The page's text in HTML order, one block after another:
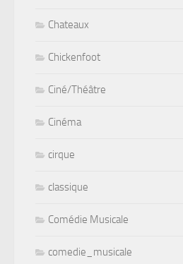
Chateaux
Chickenfoot
Ciné/Théâtre
Cinéma
cirque
classique
Comédie Musicale
comedie_musicale